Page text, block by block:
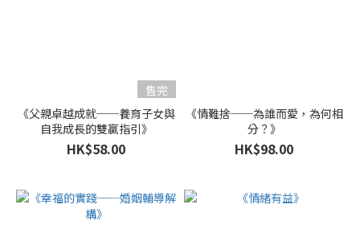
售完
《父親卓越成就──養育子女與
自我成長的雙贏指引》
HK$58.00
《情難捨──為誰而愛，為何相
分？》
HK$98.00